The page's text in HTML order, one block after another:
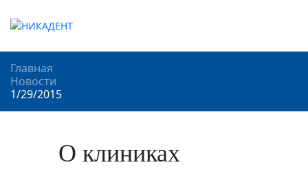
Главная
Новости
1/29/2015
О клиниках